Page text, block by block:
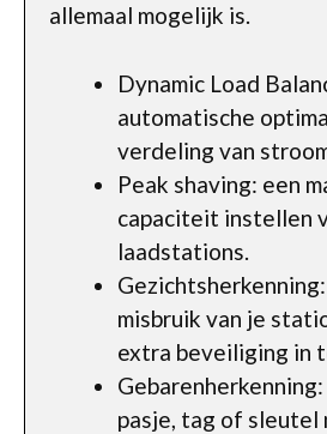
allemaal mogelijk is.
Dynamic Load
automatische
verdeling van
Peak shaving: een
capaciteit instellen
laadstations.
misbruik van je
extra beveiliging in
pasje, tag of sleutel